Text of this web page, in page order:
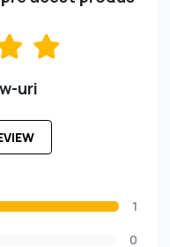
uri
1
0